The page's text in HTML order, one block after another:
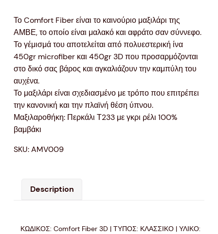
Το Comfort Fiber είναι το καινούριο μαξιλάρι της
ΑΜΒΕ, το οποίο είναι μαλακό και αφράτο σαν σύννεφο.
Το γέμισμά του αποτελείται από πολυεστερική ίνα
450gr microfiber και 450gr 3D που προσαρμόζονται
στο δικό σας βάρος και αγκαλιάζουν την καμπύλη του
αυχένα.
Το μαξιλάρι είναι σχεδιασμένο με τρόπο που επιτρέπει
την κανονική και την πλαϊνή θέση ύπνου.
Μαξιλαροθήκη: Περκάλι Τ233 με γκρι ρέλι 100%
βαμβάκι
SKU:AMV009
Description
ΚΩΔΙΚΟΣ: Comfort Fiber 3D | ΤΥΠΟΣ: ΚΛΑΣΣΙΚΟ | ΥΛΙΚΟ: